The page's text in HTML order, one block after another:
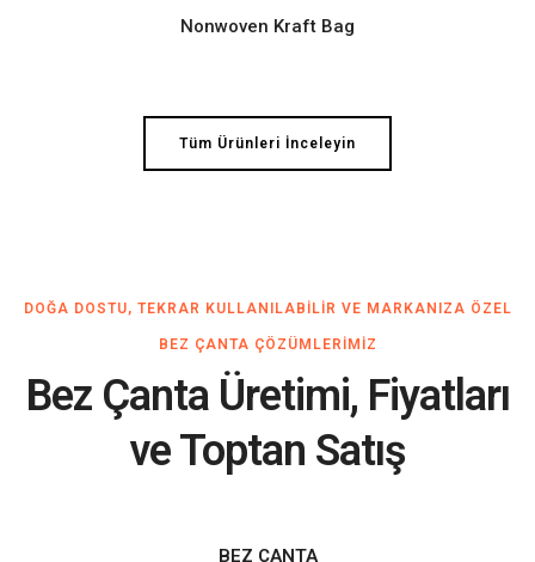
Nonwoven Kraft Bag
Tüm Ürünleri İnceleyin
DOĞA DOSTU, TEKRAR KULLANILABILIR VE MARKANIZA ÖZEL
BEZ ÇANTA ÇÖZÜMLERIMIZ
Bez Çanta Üretimi, Fiyatları
ve Toptan Satış
BEZ ÇANTA